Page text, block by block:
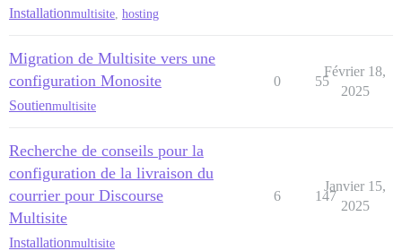
Installationmultisite hosting
Migration de Multisite vers une
configuration Monosite
Soutienmultisite
0 55
Février 18,
2025
Recherche de conseils pour la
configuration de la livraison du
courrier pour Discourse
Multisite
Installationmultisite
6 147
Janvier 15,
2025